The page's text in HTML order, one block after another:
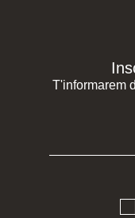
T'informarem